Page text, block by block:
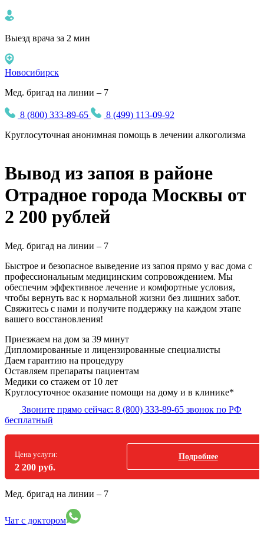
Выезд врача за 2 мин
Новосибирск
Мед. бригад на линии – 7
8 (800) 333-89-65
8 (499) 113-09-92
Круглосуточная анонимная помощь в лечении алкоголизма
Вывод из запоя в районе
Отрадное города Москвы от
2 200 рублей
Мед. бригад на линии – 7
Быстрое и безопасное выведение из запоя прямо у вас дома с
профессиональным медицинским сопровождением. Мы
обеспечим эффективное лечение и комфортные условия,
чтобы вернуть вас к нормальной жизни без лишних забот.
Свяжитесь с нами и получите поддержку на каждом этапе
вашего восстановления!
Приезжаем на дом за 39 минут
Дипломированные и лицензированные специалисты
Даем гарантию на процедуру
Оставляем препараты пациентам
Медики со стажем от 10 лет
Круглосуточное оказание помощи на дому и в клинике*
Звоните прямо сейчас: 8 (800) 333-89-65 звонок по РФ
бесплатный
Цена услуги:
2 200 руб.
Подробнее
Мед. бригад на линии – 7
Чат с доктором